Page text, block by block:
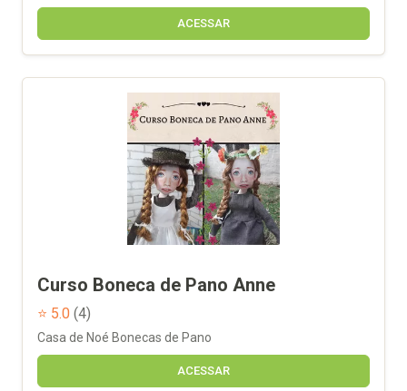
ACESSAR
Curso Boneca de Pano Anne
⭐ 5.0 (4)
Casa de Noé Bonecas de Pano
ACESSAR